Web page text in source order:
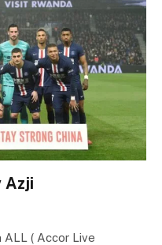
Azji
ALL ( Accor Live